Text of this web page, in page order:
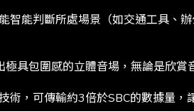
能判斷所處場景（如交通工具、
具包圍感的立體音場，無論是欣
，可傳輸約3倍於SBC的數據量